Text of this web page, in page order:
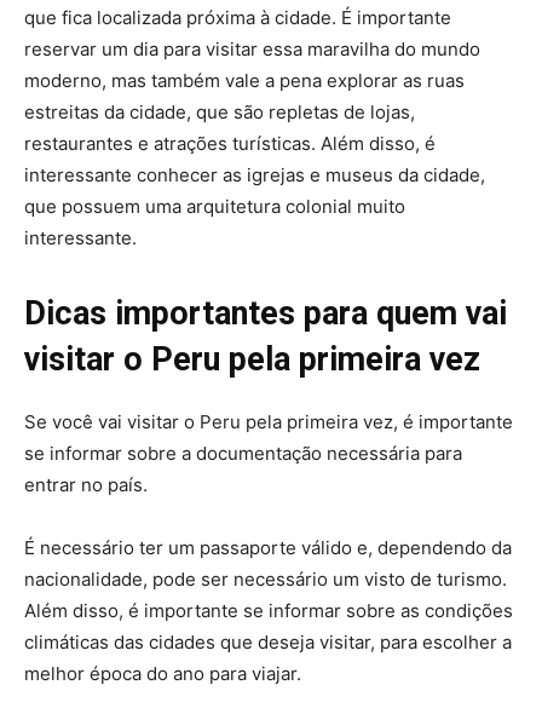
que fica localizada próxima à cidade. É importante
reservar um dia para visitar essa maravilha do mundo
moderno, mas também vale a pena explorar as ruas
estreitas da cidade, que são repletas de lojas,
restaurantes e atrações turísticas. Além disso, é
interessante conhecer as igrejas e museus da cidade,
que possuem uma arquitetura colonial muito
interessante.
Dicas importantes para quem vai
visitar o Peru pela primeira vez
Se você vai visitar o Peru pela primeira vez, é importante
se informar sobre a documentação necessária para
entrar no país.
É necessário ter um passaporte válido e, dependendo da
nacionalidade, pode ser necessário um visto de turismo.
Além disso, é importante se informar sobre as condições
climáticas das cidades que deseja visitar, para escolher a
melhor época do ano para viajar.